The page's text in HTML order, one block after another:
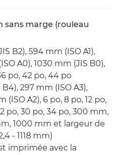
sans marge (rouleau
B2), 594 mm (ISO A1),
A0), 1030 mm (JIS B0),
po, 42 po, 44 po
297 mm (ISO A3),
(ISO A2), 6 po, 8 po, 12 po,
po, 30 po, 34 po, 300 mm,
1000 mm et largeur de
- 1118 mm)
imprimée avec la